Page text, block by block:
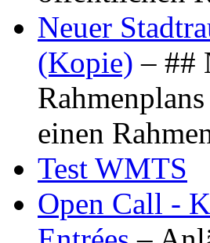
Neuer
(Kopie) – ##
einen
Test WMTS
Open Call -